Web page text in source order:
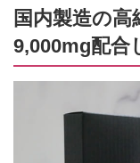
国内製造の
9,000mg配合